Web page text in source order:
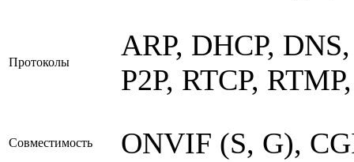
Протоколы
ARP, DHCP,
P2P, RTCP,
Совместимость ONVIF (S, G),